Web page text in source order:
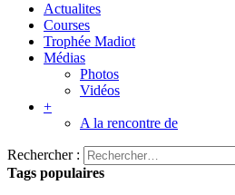
Actualites
Courses
Trophée Madiot
Médias
Photos
Vidéos
+
A la rencontre de
Rechercher :
Tags populaires